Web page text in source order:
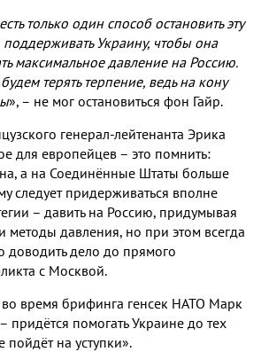
только один способ остановить эту
Украину, чтобы она
максимальное давление на Россию.
терять терпение, ведь на кону
», – не мог остановиться фон Гайр.
генерал-лейтенанта Эрика
для европейцев – это помнить:
, а на Соединённые Штаты больше
следует придерживаться вполне
– давить на Россию, придумывая
методы давления, но при этом всегда
доводить дело до прямого
с Москвой.
время брифинга генсек НАТО Марк
придётся помогать Украине до тех
пойдёт на уступки».